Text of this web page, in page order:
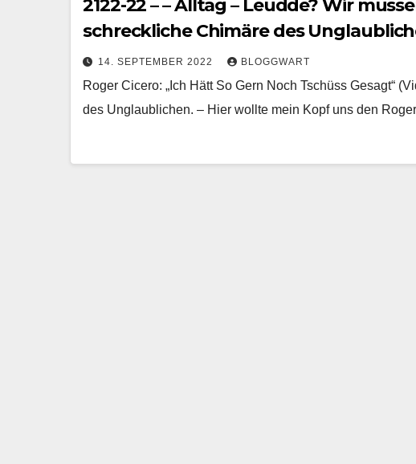
2122-22 – – Alltag – Leudde? Wir
schreckliche Chimäre des
14. SEPTEMBER 2022 BLOGGWART
Roger Cicero: „Ich Hätt So Gern Noch Tschüss Gesagt“
des Unglaublichen. – Hier wollte mein Kopf uns den